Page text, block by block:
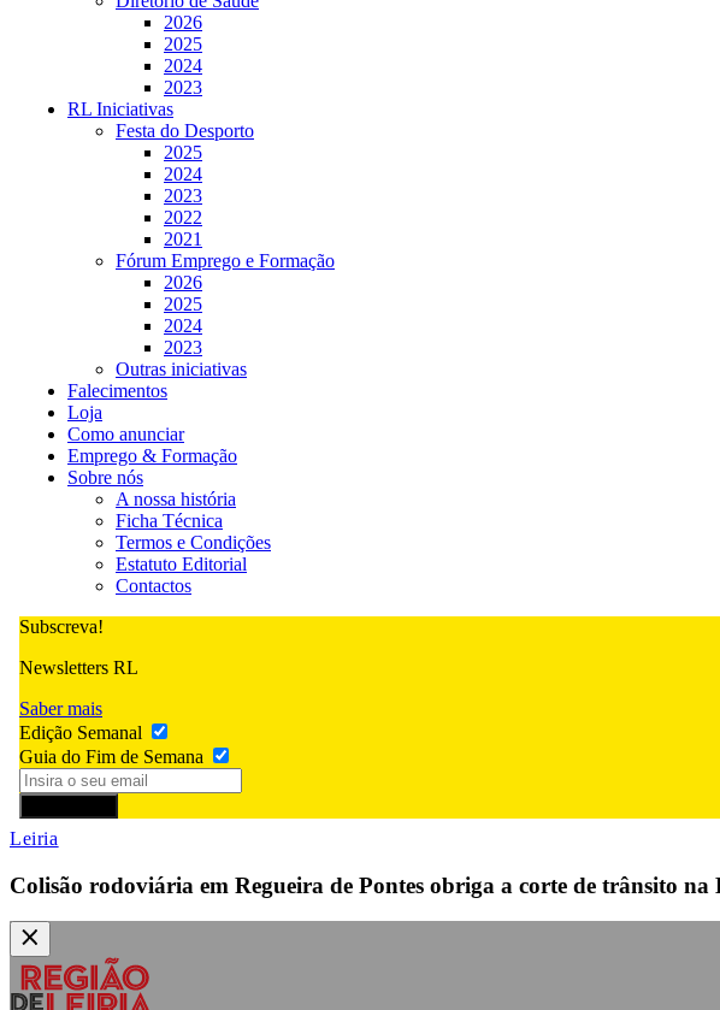
2026
2025
2024
2023
RL Iniciativas
Festa do Desporto
2025
2024
2023
2022
2021
Fórum Emprego e Formação
2026
2025
2024
2023
Outras iniciativas
Falecimentos
Loja
Como anunciar
Emprego & Formação
Sobre nós
A nossa história
Ficha Técnica
Termos e Condições
Estatuto Editorial
Contactos
Subscreva!
Newsletters RL
Saber mais
Edição Semanal
Guia do Fim de Semana
Leiria
Colisão rodoviária em Regueira de Pontes obriga a corte de trânsito na